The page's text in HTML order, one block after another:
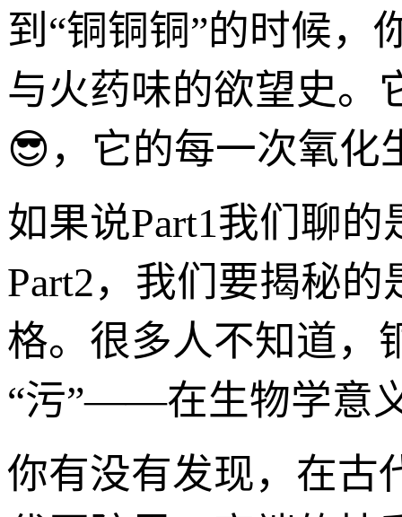
到“铜铜铜”的时候，
与火药味的欲望史。
😎，它的每一次氧化
如果说Part1我们聊
Part2，我们要揭秘
格。很多人不知道，
“污”——在生物学意
你有没有发现，在古